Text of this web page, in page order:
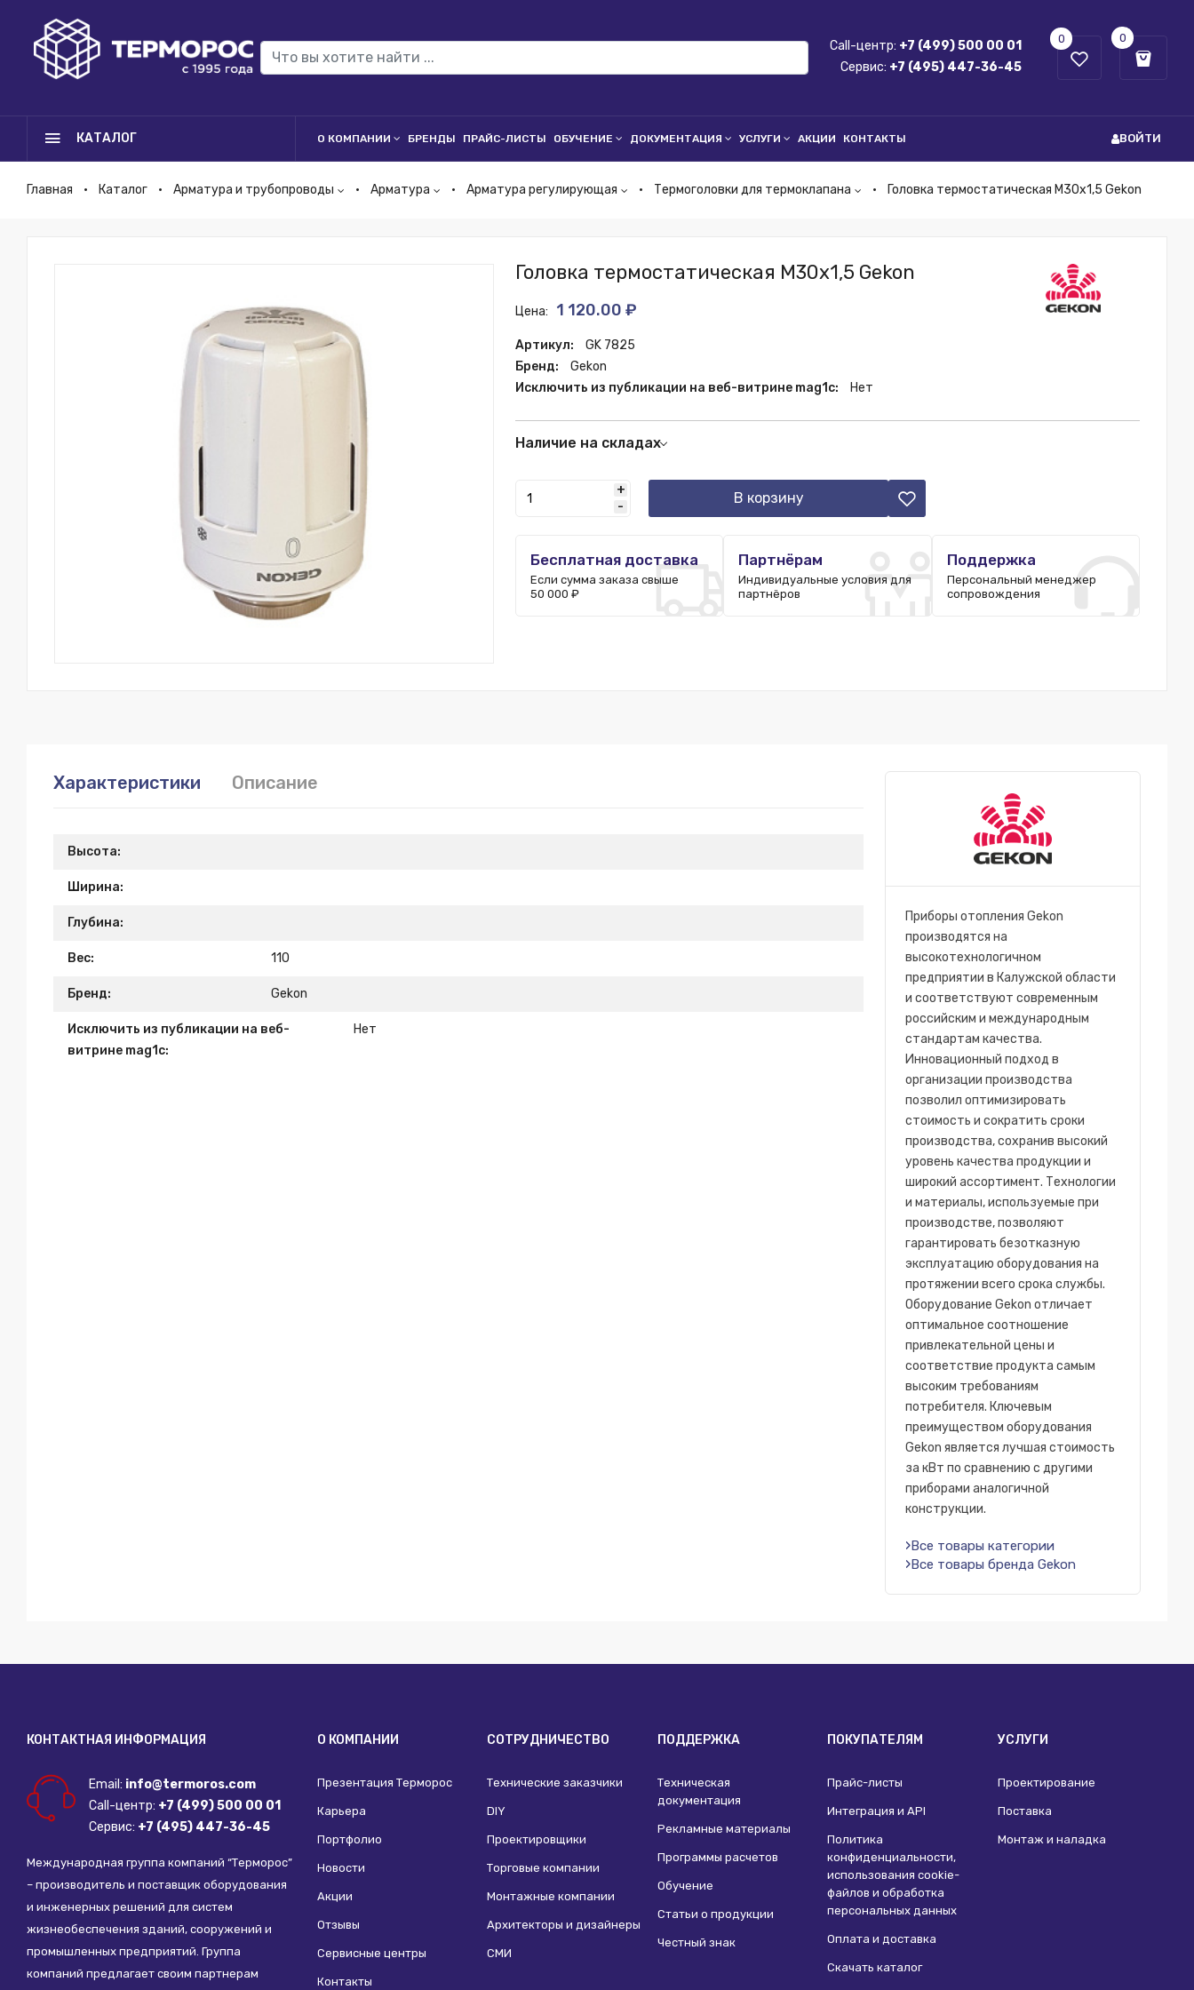
Call-центр: +7 (499) 500 00 01
Сервис: +7 (495) 447-36-45
0 0
КАТАЛОГ О КОМПАНИИ БРЕНДЫ ПРАЙС-ЛИСТЫ ОБУЧЕНИЕ ДОКУМЕНТАЦИЯ УСЛУГИ АКЦИИ КОНТАКТЫ ВОЙТИ
Главная Каталог Арматура и трубопроводы Арматура Арматура регулирующая Термоголовки для термоклапана Головка термостатическая М30х1,5 Gekon
Головка термостатическая М30х1,5 Gekon
Цена: 1 120.00 ₽
Артикул:
GK 7825
Бренд:
Gekon
Исключить из публикации на веб-витрине mag1c:
Нет
Наличие на складах
Уфа:
Нижний Новгород: 25 шт.
+
-
В корзину
Бесплатная доставка
Если сумма заказа свыше
50 000 ₽
Партнёрам
Индивидуальные условия для
партнёров
Поддержка
Персональный менеджер
сопровождения
Характеристики Описание
Высота:
Ширина:
Глубина:
Вес: 110
Бренд: Gekon
Исключить из публикации на веб-
витрине mag1c:
Нет
Приборы отопления Gekon
производятся на
высокотехнологичном
предприятии в Калужской области
и соответствуют современным
российским и международным
стандартам качества.
Инновационный подход в
организации производства
позволил оптимизировать
стоимость и сократить сроки
производства, сохранив высокий
уровень качества продукции и
широкий ассортимент. Технологии
и материалы, используемые при
производстве, позволяют
гарантировать безотказную
эксплуатацию оборудования на
протяжении всего срока службы.
Оборудование Gekon отличает
оптимальное соотношение
привлекательной цены и
соответствие продукта самым
высоким требованиям
потребителя. Ключевым
преимуществом оборудования
Gekon является лучшая стоимость
за кВт по сравнению с другими
приборами аналогичной
конструкции.
Все товары категории
Все товары бренда Gekon
КОНТАКТНАЯ ИНФОРМАЦИЯ
Email: info@termoros.com
Call-центр: +7 (499) 500 00 01
Сервис: +7 (495) 447-36-45
Международная группа компаний “Терморос”
– производитель и поставщик оборудования
и инженерных решений для систем
жизнеобеспечения зданий, сооружений и
промышленных предприятий. Группа
компаний предлагает своим партнерам
О КОМПАНИИ
Презентация Терморос
Карьера
Портфолио
Новости
Акции
Отзывы
Сервисные центры
Контакты
СОТРУДНИЧЕСТВО
Технические заказчики
DIY
Проектировщики
Торговые компании
Монтажные компании
Архитекторы и дизайнеры
СМИ
ПОДДЕРЖКА
Техническая
документация
Рекламные материалы
Программы расчетов
Обучение
Статьи о продукции
Честный знак
ПОКУПАТЕЛЯМ
Прайс-листы
Интеграция и API
Политика
конфиденциальности,
использования сookie-
файлов и обработка
персональных данных
Оплата и доставка
Скачать каталог
УСЛУГИ
Проектирование
Поставка
Монтаж и наладка